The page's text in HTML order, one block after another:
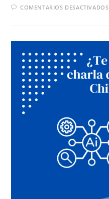
COMENTARIOS DESACTIVADOS